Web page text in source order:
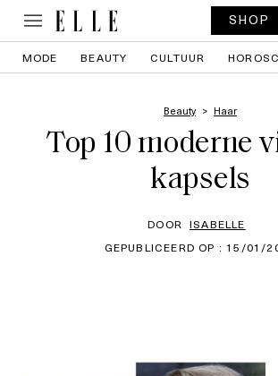
SHOP
MODE BEAUTY CULTUUR
Beauty Haar
Top 10 moderne
kapsels
DOOR ISABELLE
GEPUBLICEERD OP : 15/01/